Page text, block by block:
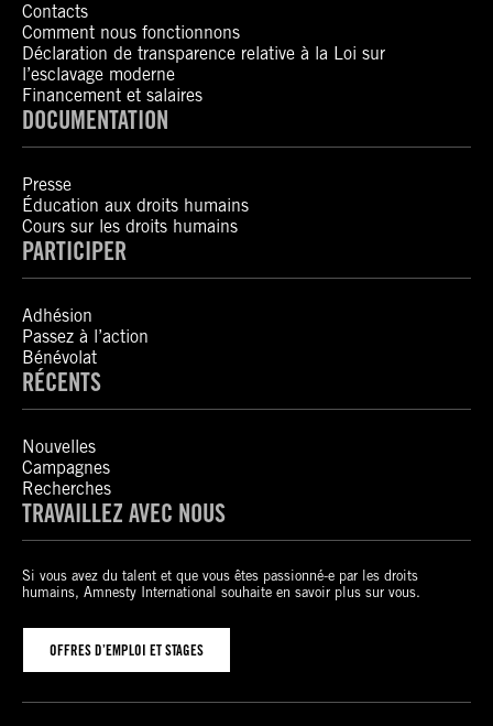
Contacts
Comment nous fonctionnons
Déclaration de transparence relative à la Loi sur
l’esclavage moderne
Financement et salaires
DOCUMENTATION
Presse
Éducation aux droits humains
Cours sur les droits humains
PARTICIPER
Adhésion
Passez à l’action
Bénévolat
RÉCENTS
Nouvelles
Campagnes
Recherches
TRAVAILLEZ AVEC NOUS
Si vous avez du talent et que vous êtes passionné-e par les droits
humains, Amnesty International souhaite en savoir plus sur vous.
OFFRES D’EMPLOI ET STAGES